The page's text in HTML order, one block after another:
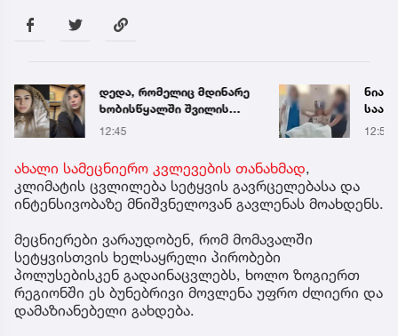
დედა, რომელიც მდინარე
ხობისწყალში შვილის
გადასარჩენად შევიდა,
გარდაცვლილი იპოვეს
12:45
ნია
12:56
ახალი სამეცნიერო კვლევების თანახმად,
კლიმატის ცვლილება სეტყვის გავრცელებასა და
ინტენსივობაზე მნიშვნელოვან გავლენას მოახდენს.
მეცნიერები ვარაუდობენ, რომ მომავალში
სეტყვისთვის ხელსაყრელი პირობები
პოლუსებისკენ გადაინაცვლებს, ხოლო ზოგიერთ
რეგიონში ეს ბუნებრივი მოვლენა უფრო ძლიერი და
დამაზიანებელი გახდება.